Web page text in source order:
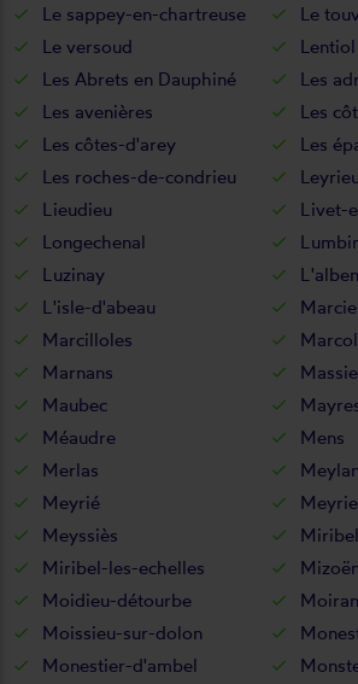
Le sappey-en-chartreuse
Le
Le versoud
Lentiol
Les Abrets en Dauphiné
Les
Les avenières
Les
Les côtes-d'arey
Les
Les roches-de-condrieu
Leyrieu
Lieudieu
Livet-
Longechenal
Luzinay
L'isle-d'abeau
Marcilloles
Marnans
Maubec
Méaudre
Mens
Merlas
Meyrié
Meyssiès
Miribel-les-echelles
Moidieu-détourbe
Moissieu-sur-dolon
Monestier-d'ambel